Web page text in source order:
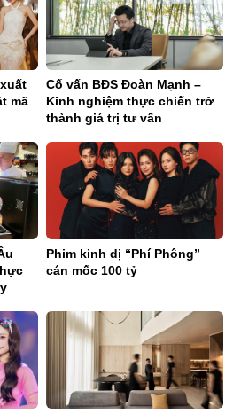
mã
Cố vấn BĐS Đoàn Mạnh –
Kinh nghiệm thực chiến trở
thành giá trị tư vấn
Phim kinh dị “Phí Phông”
cán mốc 100 tỷ